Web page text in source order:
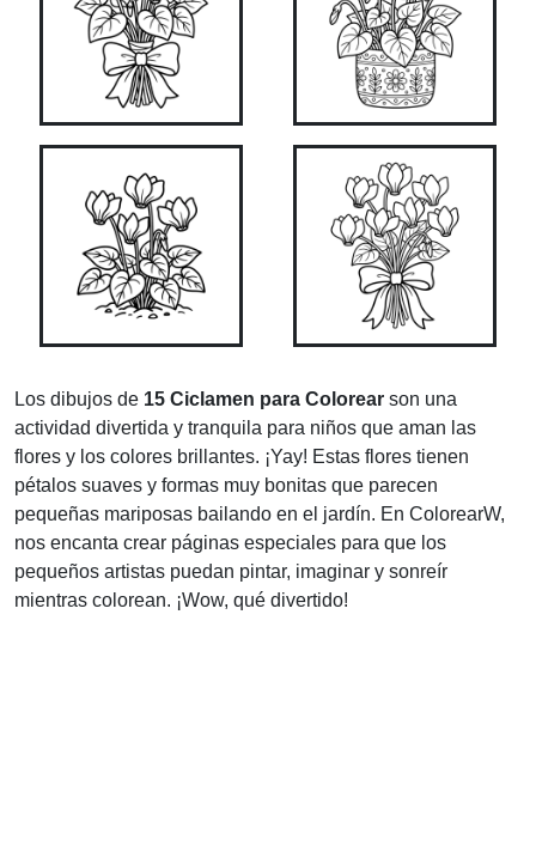
Los dibujos de 15 Ciclamen para Colorear son una
actividad divertida y tranquila para niños que aman las
flores y los colores brillantes. ¡Yay! Estas flores tienen
pétalos suaves y formas muy bonitas que parecen
pequeñas mariposas bailando en el jardín. En ColorearW,
nos encanta crear páginas especiales para que los
pequeños artistas puedan pintar, imaginar y sonreír
mientras colorean. ¡Wow, qué divertido!